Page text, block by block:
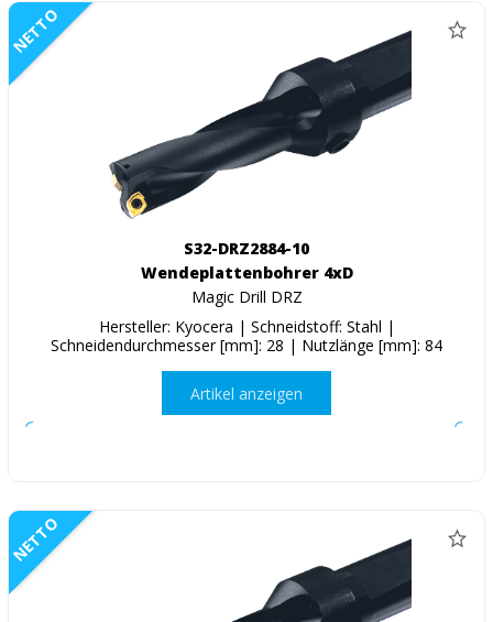
NETTO
S32-DRZ2884-10
Wendeplattenbohrer 4xD
Magic Drill DRZ
Hersteller: Kyocera | Schneidstoff: Stahl |
Schneidendurchmesser [mm]: 28 | Nutzlänge [mm]: 84
Artikel anzeigen
NETTO